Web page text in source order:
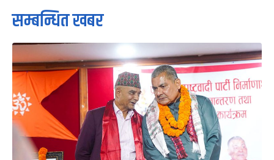
सम्बन्धित खबर